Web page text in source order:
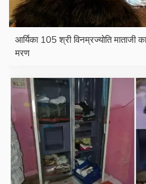
आर्यिका 105 श्री विनम्रज्योति माताजी
मरण